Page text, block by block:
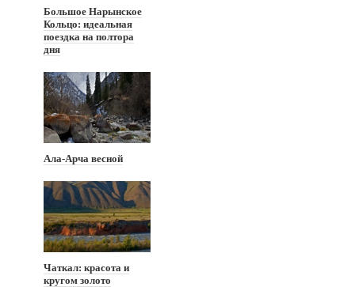
Большое Нарынское
Кольцо: идеальная
поездка на полтора
дня
Ала-Арча весной
Чаткал: красота и
кругом золото